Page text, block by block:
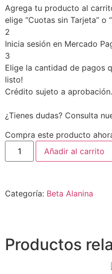
Agrega tu producto al
elige “Cuotas sin Tarjeta” o
2
Inicia sesión en Mercado
3
Elige la cantidad de pagos
listo!
Crédito sujeto a aprobación.
¿Tienes dudas? Consulta
Compra este producto
Añadir al carrito
Categoría: Beta Alanina
Productos